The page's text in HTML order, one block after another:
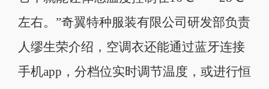
左右。”奇翼特种服装有限公司研发部负责
人缪生荣介绍，空调衣还能通过蓝牙连接
手机app，分档位实时调节温度，或进行恒